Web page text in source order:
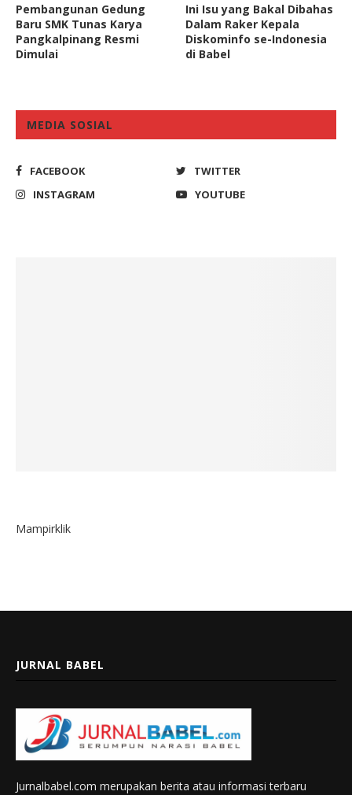
Pembangunan Gedung
Baru SMK Tunas Karya
Pangkalpinang Resmi
Dimulai
Ini Isu yang Bakal Dibahas
Dalam Raker Kepala
Diskominfo se-Indonesia
di Babel
MEDIA SOSIAL
FACEBOOK
TWITTER
INSTAGRAM
YOUTUBE
Mampirklik
JURNAL BABEL
Jurnalbabel.com merupakan berita atau informasi terbaru